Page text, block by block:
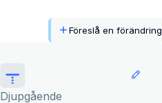
Föreslå en förändring
Djupgående